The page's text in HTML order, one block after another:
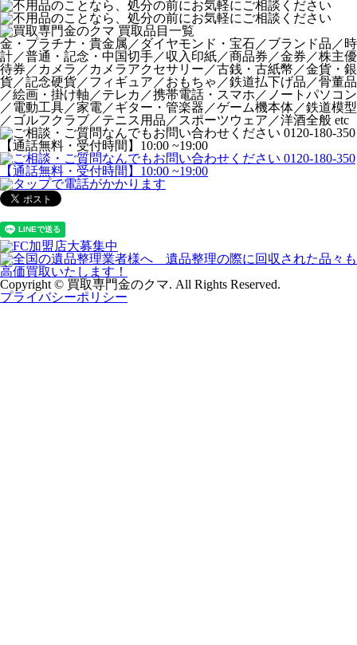
金・プラチナ・貴金属／ダイヤモンド・宝石／ブランド品／時
計／普通・記念・中国切手／収入印紙／商品券／金券／株主優
待券／カメラ／カメラアクセサリー／古銭・古紙幣／金貨・銀
貨／記念硬貨／フィギュア／おもちゃ／鉄道払下げ品／骨董品
／絵画・掛け軸／テレカ／携帯電話・スマホ／ノートパソコン
／電動工具／家電／ギター・管楽器／ゲーム機本体／鉄道模型
／ゴルフクラブ／テニス用品／スポーツウェア／洋酒全般 etc
Copyright © 買取専門金のクマ. All Rights Reserved.
プライバシーポリシー